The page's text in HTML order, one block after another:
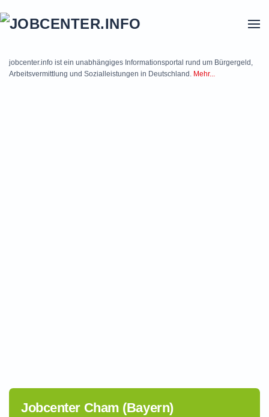
jobcenter.info ist ein unabhängiges Informationsportal rund um Bürgergeld,
Arbeitsvermittlung und Sozialleistungen in Deutschland. Mehr...
Jobcenter Cham (Bayern)